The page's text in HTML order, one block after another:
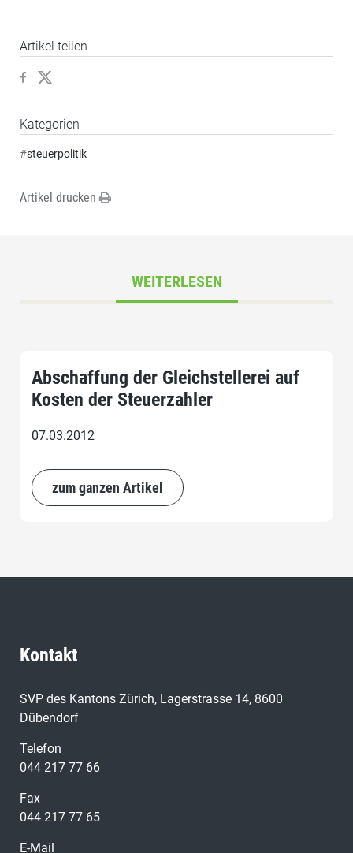
Artikel teilen
Kategorien
#steuerpolitik
Artikel drucken
WEITERLESEN
Abschaffung der Gleichstellerei auf
Kosten der Steuerzahler
07.03.2012
zum ganzen Artikel
Kontakt
SVP des Kantons Zürich, Lagerstrasse 14, 8600
Dübendorf
Telefon
044 217 77 66
Fax
044 217 77 65
E-Mail